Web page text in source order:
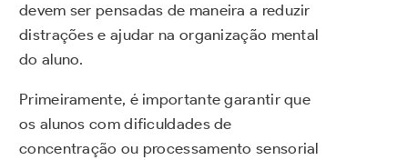
devem ser pensadas de maneira a reduzir
distrações e ajudar na organização mental
do aluno.
Primeiramente, é importante garantir que
os alunos com dificuldades de
concentração ou processamento sensorial